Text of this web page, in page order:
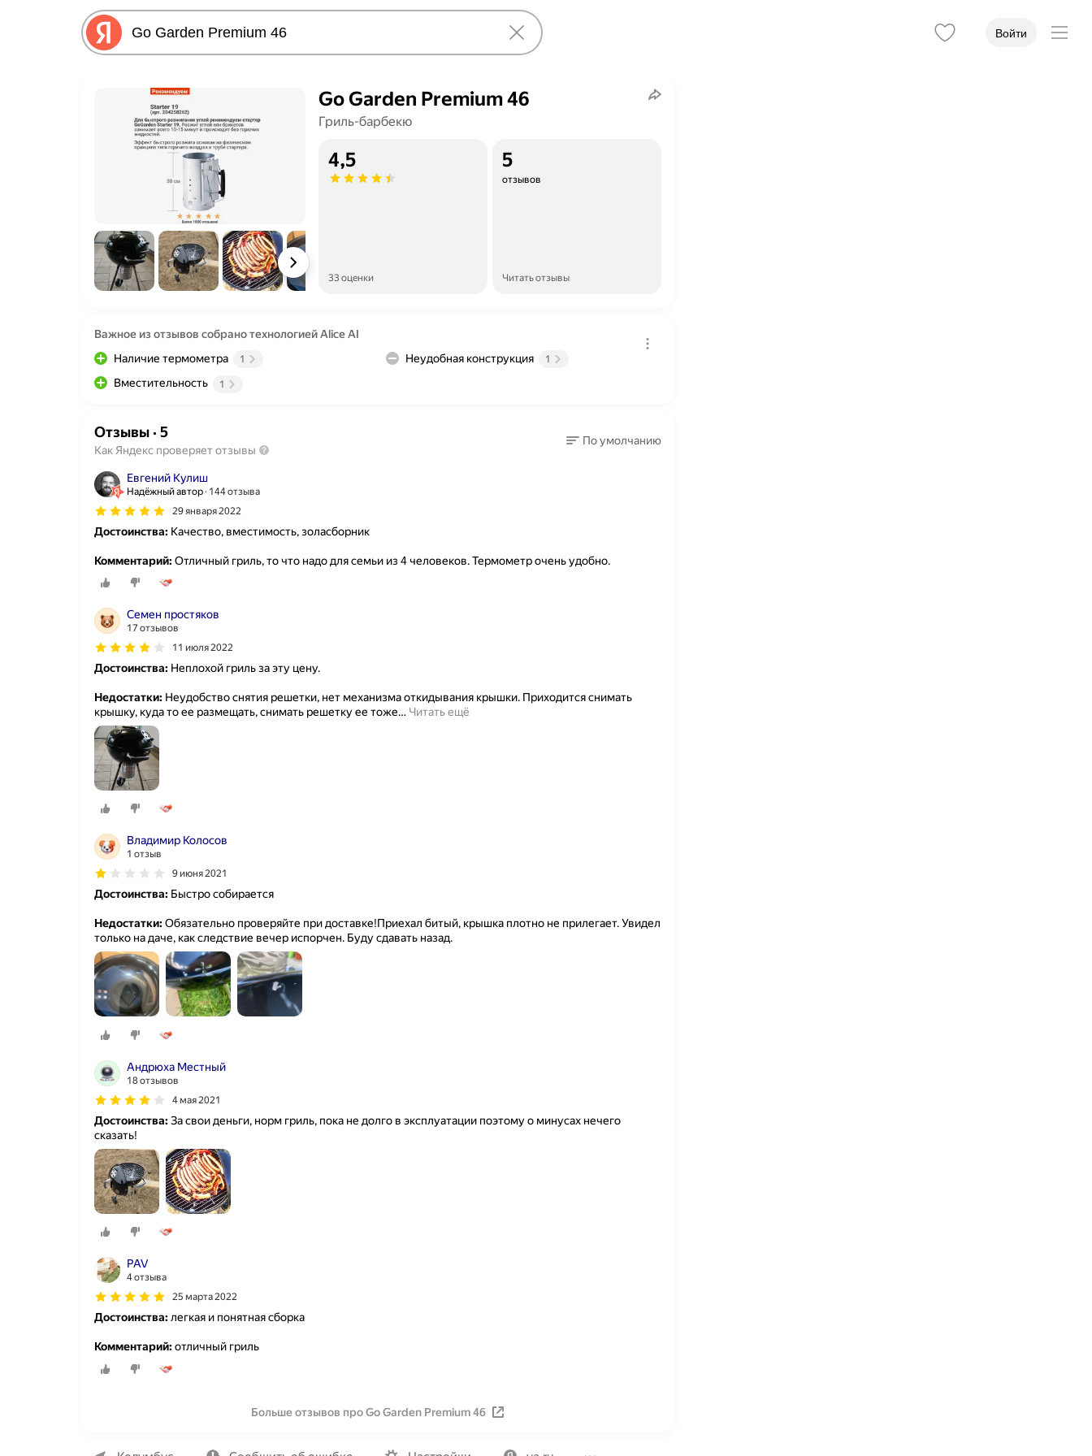
Войти
Go Garden Premium 46
Гриль-барбекю
4,5
33 оценки
5
отзывов
Читать отзывы
Важное из отзывов собрано технологией Alice AI
Наличие термометра
1
Вместительность 1
Неудобная конструкция 1
Отзывы· 5
Как Яндекс проверяет отзывы
По умолчанию
Евгений Кулиш
Надёжный автор 144 отзыва
29 января 2022
Достоинства: Качество, вместимость, золасборник
Комментарий:Отличный гриль, то что надо для семьи из 4 человеков. Термометр очень удобно.
Семен простяков
17 отзывов
11 июля 2022
Достоинства: Неплохой гриль за эту цену.
Недостатки: Неудобство снятия решетки, нет механизма откидывания крышки. Приходится снимать
крышку, куда то ее размещать, снимать решетку ее тоже… Читать ещё
Владимир Колосов
1 отзыв
9 июня 2021
Достоинства: Быстро собирается
Недостатки:Обязательно проверяйте при доставке!Приехал битый, крышка плотно не прилегает. Увидел
только на даче, как следствие вечер испорчен. Буду сдавать назад.
Андрюха Местный
18 отзывов
4 мая 2021
Достоинства:За свои деньги, норм гриль, пока не долго в эксплуатации поэтому о минусах нечего
сказать!
PAV
4 отзыва
25 марта 2022
Достоинства:легкая и понятная сборка
Комментарий:отличный гриль
Больше отзывов про Go Garden Premium 46